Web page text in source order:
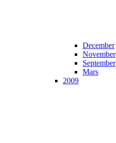
December
November
September
Mars
2009